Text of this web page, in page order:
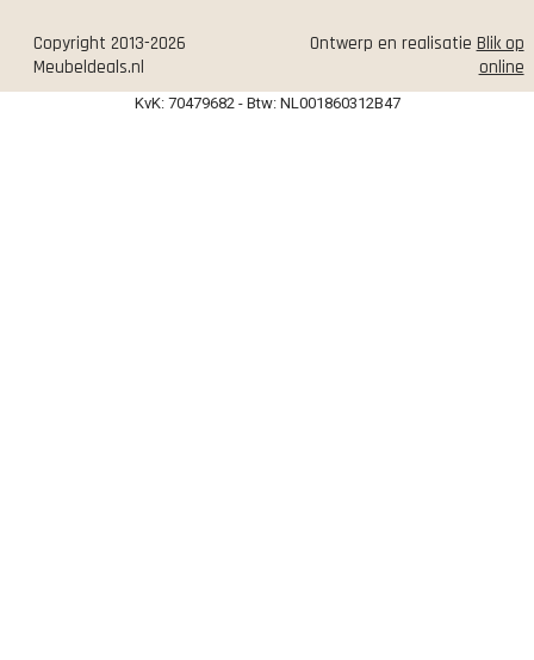
Copyright 2013-2026
Meubeldeals.nl
Ontwerp en realisatie Blik op
online
KvK: 70479682 - Btw: NL001860312B47